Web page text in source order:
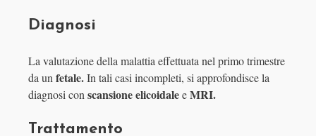
Diagnosi
La valutazione della malattia effettuata nel primo trimestre
da un fetale.In tali casi incompleti, si approfondisce la
diagnosi con scansione elicoidaleeMRI.
Trattamento